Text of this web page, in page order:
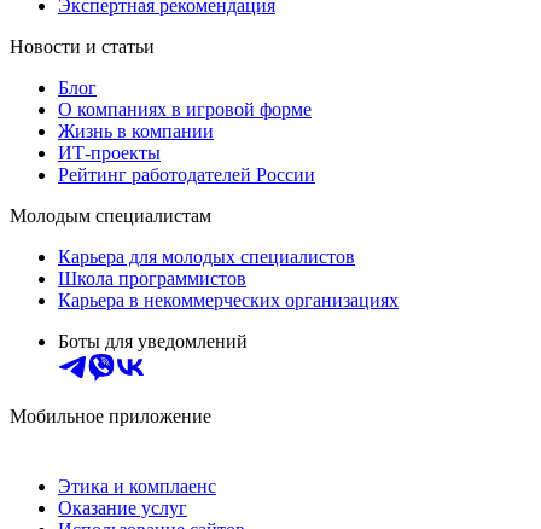
Экспертная рекомендация
Новости и статьи
Блог
О компаниях в игровой форме
Жизнь в компании
ИТ-проекты
Рейтинг работодателей России
Молодым специалистам
Карьера для молодых специалистов
Школа программистов
Карьера в некоммерческих организациях
Боты для уведомлений
Мобильное приложение
Этика и комплаенс
Оказание услуг